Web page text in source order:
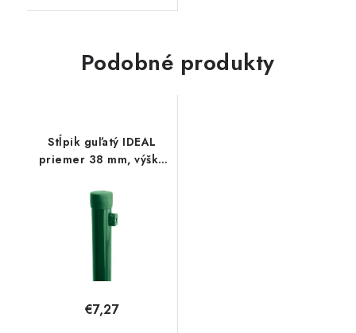
Podobné produkty
Stĺpik guľatý IDEAL
priemer 38 mm, výška
€7,27